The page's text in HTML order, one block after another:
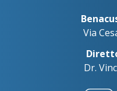
Via
Dr.